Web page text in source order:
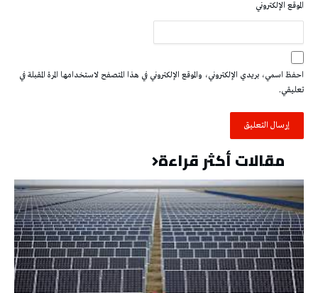
الموقع الإلكتروني
احفظ اسمي، بريدي الإلكتروني، والموقع الإلكتروني في هذا المتصفح لاستخدامها المرة المقبلة في
تعليقي.
مقالات أكثر قراءة